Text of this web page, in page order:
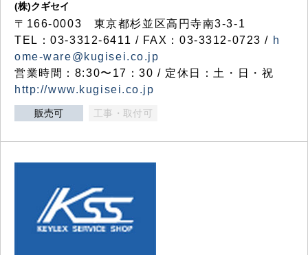
(株)クギセイ
〒166-0003 東京都杉並区高円寺南3-3-1
TEL：03-3312-6411 / FAX：03-3312-0723 / h
ome-ware@kugisei.co.jp
営業時間：8:30〜17：30 / 定休日：土・日・祝
http://www.kugisei.co.jp
販売可 工事・取付可